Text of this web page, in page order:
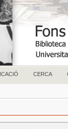
CERCA